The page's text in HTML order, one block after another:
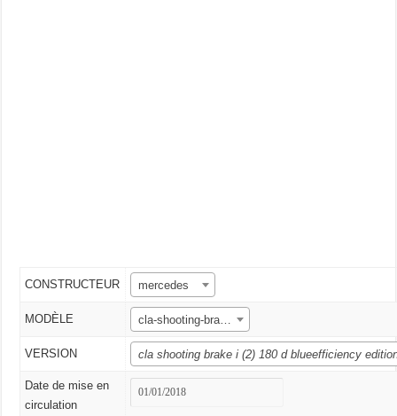
CONSTRUCTEUR mercedes
MODÈLE
VERSION cla shooting brake i (2) 180 d blueefficiency
Date de mise en
circulation